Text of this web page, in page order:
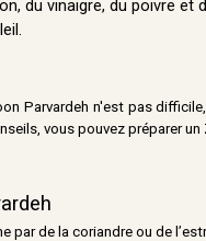
du vinaigre, du poivre
Parvardeh n'est pas
vous pouvez préparer
par de la coriandre ou de